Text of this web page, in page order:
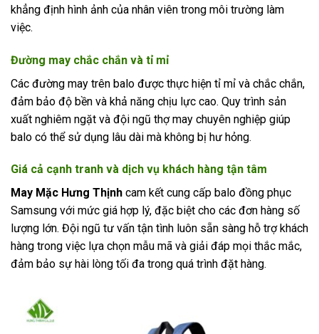
khẳng định hình ảnh của nhân viên trong môi trường làm
việc.
Đường may chắc chắn và tỉ mỉ
Các đường may trên balo được thực hiện tỉ mỉ và chắc chắn,
đảm bảo độ bền và khả năng chịu lực cao. Quy trình sản
xuất nghiêm ngặt và đội ngũ thợ may chuyên nghiệp giúp
balo có thể sử dụng lâu dài mà không bị hư hỏng.
Giá cả cạnh tranh và dịch vụ khách hàng tận tâm
May Mặc Hưng Thịnh cam kết cung cấp balo đồng phục
Samsung với mức giá hợp lý, đặc biệt cho các đơn hàng số
lượng lớn. Đội ngũ tư vấn tận tình luôn sẵn sàng hỗ trợ khách
hàng trong việc lựa chọn mẫu mã và giải đáp mọi thắc mắc,
đảm bảo sự hài lòng tối đa trong quá trình đặt hàng.